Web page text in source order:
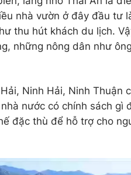
nhà vườn ở đây đầu tư
thu hút khách du lịch.
những nông dân như
Ninh Hải, Ninh Thuận
nước có chính sách gì
đặc thù để hỗ trợ cho